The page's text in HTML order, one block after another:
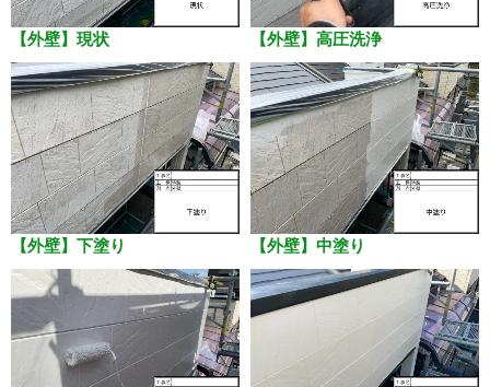
【外壁】現状 【外壁】高圧洗浄
【外壁】下塗り 【外壁】中塗り